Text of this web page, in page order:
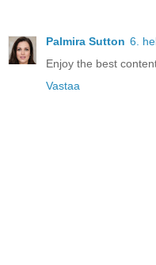
Palmira Sutton 6.
Enjoy the best
Vastaa